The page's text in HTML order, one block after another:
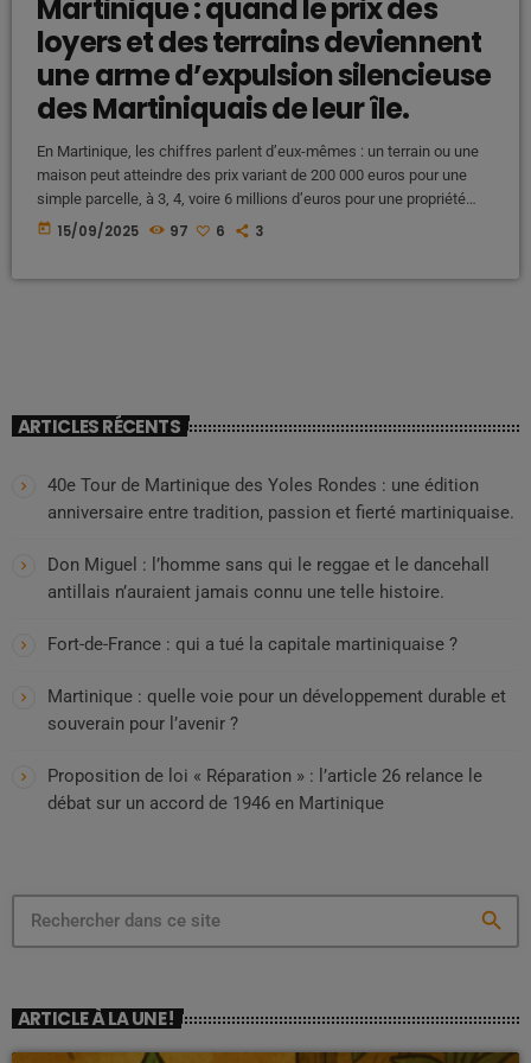
Martinique : quand le prix des
loyers et des terrains deviennent
une arme d’expulsion silencieuse
des Martiniquais de leur île.
En Martinique, les chiffres parlent d’eux-mêmes : un terrain ou une
maison peut atteindre des prix variant de 200 000 euros pour une
simple parcelle, à 3, 4, voire 6 millions d’euros pour une propriété
bâtie dans des zones prisées. Une inflation immobilière hors de
today 15/09/2025 97 6 3
ARTICLES RÉCENTS
40e Tour de Martinique des Yoles Rondes : une édition
anniversaire entre tradition, passion et fierté martiniquaise.
Don Miguel : l’homme sans qui le reggae et le dancehall
antillais n’auraient jamais connu une telle histoire.
Fort-de-France : qui a tué la capitale martiniquaise ?
Martinique : quelle voie pour un développement durable et
souverain pour l’avenir ?
Proposition de loi « Réparation » : l’article 26 relance le
débat sur un accord de 1946 en Martinique
search
ARTICLE À LA UNE !